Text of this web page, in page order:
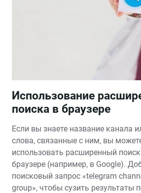
Использование
поиска в браузере
Если вы знаете название канала
слова‚ связанные с ним‚ вы
использовать расширенный
браузере (например‚ в Google).
поисковый запрос «telegram
group»‚ чтобы сузить результаты